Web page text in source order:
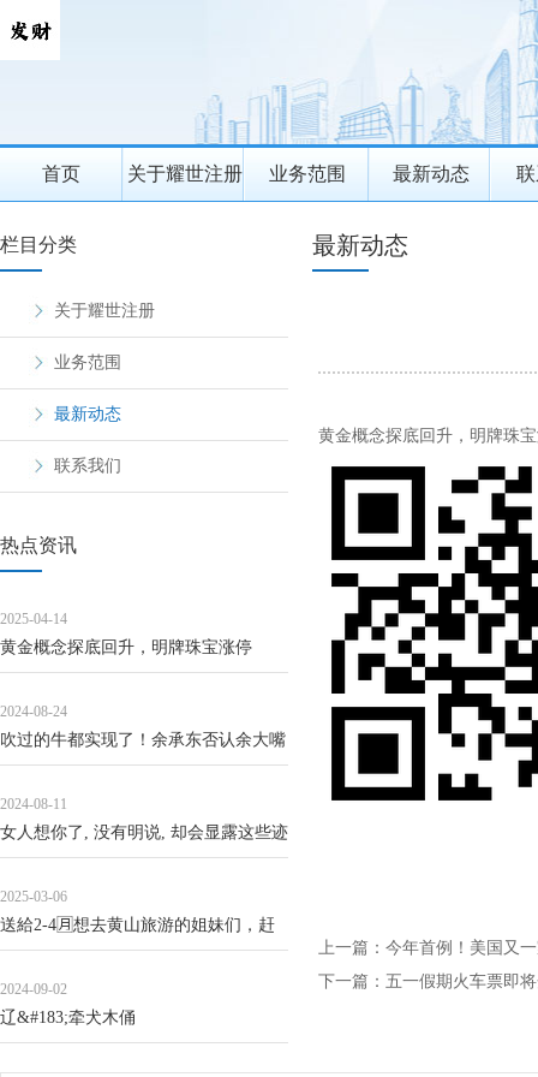
首页 关于耀世注册 业务范围 最新动态
栏目分类
关于耀世注册
业务范围
最新动态
联系我们
热点资讯
2025-04-14
黄金概念探底回升，明牌珠宝涨停
2024-08-24
吹过的牛都实现了！余承东否认余大嘴
2024-08-11
女人想你了, 没有明说, 却会显露这些迹
2025-03-06
送給2-4🈷️想去黄山旅游的姐妹们，赶
2024-09-02
辽&#183;牵犬木俑
最新动态
黄金概念探底回升，明牌珠
上一篇： 今年首例！美国又
下一篇： 五一假期火车票即